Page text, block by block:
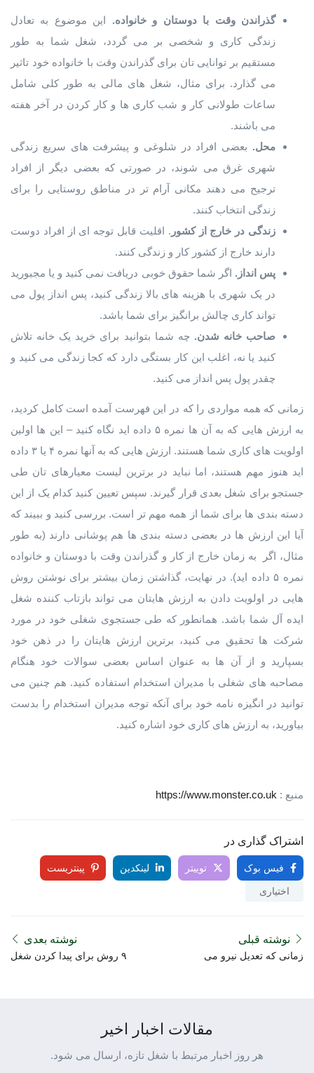
گذراندن وقت با دوستان و خانواده. این موضوع به تعادل
زندگی کاری و شخصی بر می گردد، شغل شما به طور
مستقیم بر توانایی تان برای گذراندن وقت با خانواده خود تاثیر
می گذارد. برای مثال، شغل های مالی به طور کلی شامل
ساعات طولانی کار و شب کاری ها و کار کردن در آخر هفته
می باشند.
محل. بعضی افراد در شلوغی و پیشرفت های سریع زندگی
شهری غرق می شوند، در صورتی که بعضی دیگر از افراد
ترجیح می دهند مکانی آرام تر در مناطق روستایی را برای
زندگی انتخاب کنند.
زندگی در خارج از کشور . اقلیت قابل توجه ای از افراد دوست
دارند خارج از کشور کار و زندگی کنند.
پس انداز. اگر شما حقوق خوبی دریافت نمی کنید و یا مجبورید
در یک شهری با هزینه های بالا زندگی کنید، پس انداز پول می
تواند کاری چالش برانگیز برای شما باشد.
صاحب خانه شدن. چه شما بتوانید برای خرید یک خانه تلاش
کنید یا نه، اغلب این کار بستگی دارد که کجا زندگی می کنید و
چقدر پول پس انداز می کنید.
زمانی که همه مواردی را که در این فهرست آمده است کامل کردید،
به ارزش هایی که به آن ها نمره ۵ داده اید نگاه کنید – این ها اولین
اولویت های کاری شما هستند. ارزش هایی که به آنها نمره ۴ یا ۳ داده
اید هنوز مهم هستند، اما نباید در برترین لیست معیارهای تان طی
جستجو برای شغل بعدی قرار گیرند. سپس تعیین کنید کدام یک از این
دسته بندی ها برای شما از همه مهم تر است. بررسی کنید و ببیند که
آیا این ارزش ها در بعضی دسته بندی ها هم پوشانی دارند (به طور
مثال، اگر به زمان خارج از کار و گذراندن وقت با دوستان و خانواده
نمره ۵ داده اید). در نهایت، گذاشتن زمان بیشتر برای نوشتن روش
هایی در اولویت دادن به ارزش هایتان می تواند بازتاب کننده شغل
ایده آل شما باشد. همانطور که طی جستجوی شغلی خود در مورد
شرکت ها تحقیق می کنید، برترین ارزش هایتان را در ذهن خود
بسپارید و از آن ها به عنوان اساس بعضی سوالات خود هنگام
مصاحبه های شغلی با مدیران استخدام استفاده کنید. هم چنین می
توانید در انگیزه نامه خود برای آنکه توجه مدیران استخدام را بدست
بیاورید، به ارزش های کاری خود اشاره کنید.
منبع : https://www.monster.co.uk
اشتراک گذاری در
فیس بوک توییتر لینکدین پینتریست
اختیاری
نوشته قبلی
زمانی که تعدیل نیرو می
نوشته بعدی
۹ روش برای پیدا کردن شغل
مقالات اخبار اخیر
هر روز اخبار مرتبط با شغل تازه، ارسال می شود.